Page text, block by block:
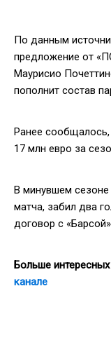
По данным
предложение от
Маурисио
пополнит состав
Ранее
17 млн евро за
В минувшем сезоне
матча, забил два
договор с
Больше
канале